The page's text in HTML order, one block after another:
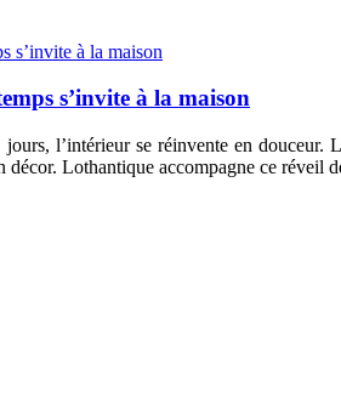
s’invite à la maison
jours, l’intérieur se réinvente en
décor. Lothantique accompagne ce réveil